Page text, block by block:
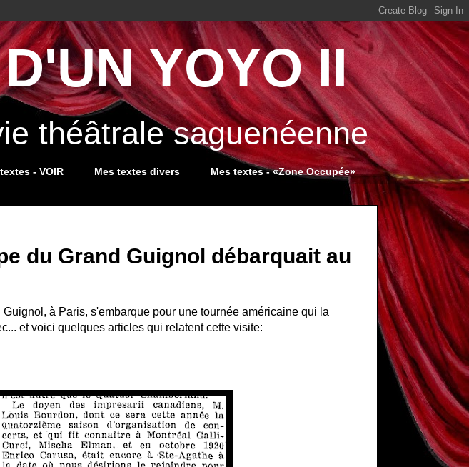
YOYO II
théâtrale saguenéenne
- VOIR Mes textes divers Mes textes - «Zone Occupée»
du Grand Guignol débarquait au
à Paris, s'embarque pour une tournée américaine qui la
et voici quelques articles qui relatent cette visite: